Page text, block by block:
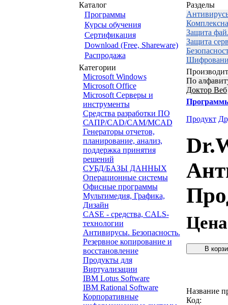
Каталог
Программы
Курсы обучения
Сертификация
Download (Free, Shareware)
Распродажа
Категории
Microsoft Windows
Microsoft Office
Microsoft Серверы и
инструменты
Средства разработки ПО
САПР/CAD/CAM/MCAD
Генераторы отчетов,
планирование, анализ,
поддержка принятия
решений
СУБД/БАЗЫ ДАННЫХ
Операционные системы
Офисные программы
Мультимедия, Графика,
Дизайн
CASE - средства, CALS-
технологии
Антивирусы. Безопасность.
Резервное копирование и
восстановление
Продукты для
Виртуализации
IBM Lotus Software
IBM Rational Software
Корпоративные
Разделы
Защита
Защита
По
Доктор Веб
Продукт
Название
Код: